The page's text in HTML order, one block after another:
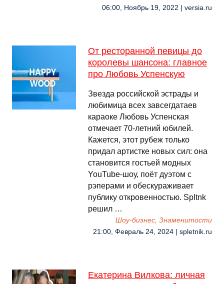
06:00, Ноябрь 19, 2022 | versia.ru
От ресторанной певицы до
королевы шансона: главное
про Любовь Успенскую
Звезда российской эстрады и
любимица всех завсегдатаев
караоке Любовь Успенская
отмечает 70-летний юбилей.
Кажется, этот рубеж только
придал артистке новых сил: она
становится гостьей модных
YouTube-шоу, поёт дуэтом с
рэперами и обескураживает
публику откровенностью. Spltnk
решил …
Шоу-бизнес, Знаменитости
21:00, Февраль 24, 2024 | spletnik.ru
Екатерина Вилкова: личная